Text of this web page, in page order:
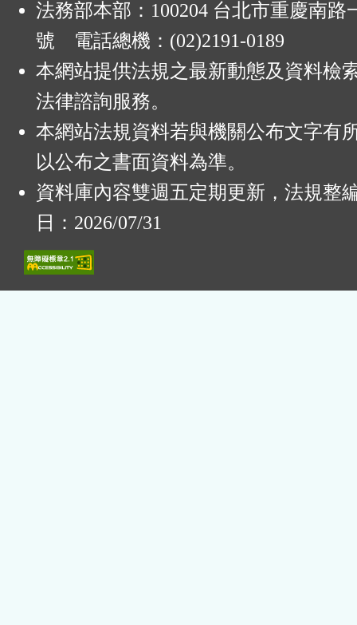
法務部本部：100204 台北市重慶南路
號 電話總機：(02)2191-0189
本網站提供法規之最新動態及資料檢
法律諮詢服務。
本網站法規資料若與機關公布文字有
以公布之書面資料為準。
資料庫內容雙週五定期更新，法規整
日：2026/07/31